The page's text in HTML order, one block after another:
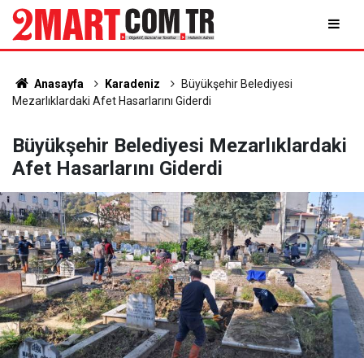
Anasayfa Karadeniz
Büyükşehir Belediyesi
Mezarlıklardaki Afet Hasarlarını Giderdi
Büyükşehir Belediyesi Mezarlıklardaki
Afet Hasarlarını Giderdi